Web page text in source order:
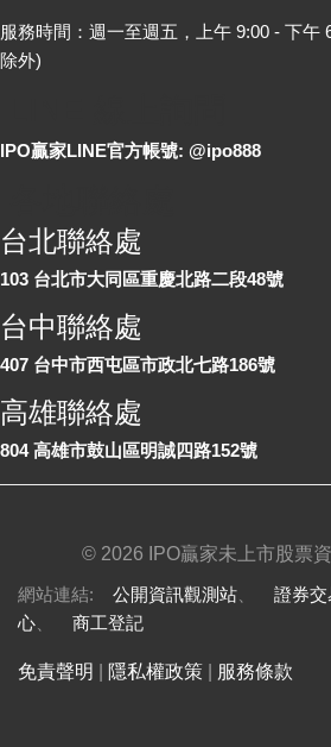
服務時間：週一至週五，上午 9:00 - 下午
除外)
IPO贏家LINE官方帳號: @ipo888
台北聯絡處
103 台北市大同區重慶北路二段48號
台中聯絡處
407 台中市西屯區市政北七路186號
高雄聯絡處
804 高雄市鼓山區明誠四路152號
© 2026 IPO贏家未上市股票
網站連結: 公開資訊觀測站 證券
心
商工登記
免責聲明 隱私權政策 服務條款